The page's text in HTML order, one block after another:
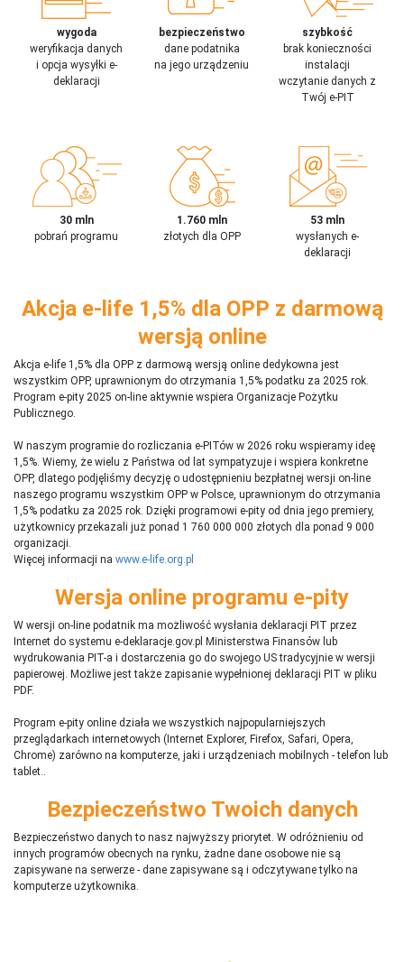
wygoda
weryfikacja danych
i opcja wysyłki e-
deklaracji
bezpieczeństwo
dane podatnika
na jego urządzeniu
szybkość
brak konieczności
instalacji
wczytanie danych z
Twój e-PIT
30 mln
pobrań programu
1.760 mln
złotych dla OPP
53 mln
wysłanych e-
deklaracji
Akcja e-life 1,5% dla OPP z darmową
wersją online
Akcja e-life 1,5% dla OPP z darmową wersją online dedykowna jest
wszystkim OPP, uprawnionym do otrzymania 1,5% podatku za 2025 rok.
Program e-pity 2025 on-line aktywnie wspiera Organizacje Pożytku
Publicznego.
W naszym programie do rozliczania e-PITów w 2026 roku wspieramy ideę
1,5%. Wiemy, że wielu z Państwa od lat sympatyzuje i wspiera konkretne
OPP, dlatego podjęliśmy decyzję o udostępnieniu bezpłatnej wersji on-line
naszego programu wszystkim OPP w Polsce, uprawnionym do otrzymania
1,5% podatku za 2025 rok. Dzięki programowi e-pity od dnia jego premiery,
użytkownicy przekazali już ponad 1 760 000 000 złotych dla ponad 9 000
organizacji.
Więcej informacji na www.e-life.org.pl
Wersja online programu e-pity
W wersji on-line podatnik ma możliwość wysłania deklaracji PIT przez
Internet do systemu e-deklaracje.gov.pl Ministerstwa Finansów lub
wydrukowania PIT-a i dostarczenia go do swojego US tradycyjnie w wersji
papierowej. Możliwe jest także zapisanie wypełnionej deklaracji PIT w pliku
PDF.
Program e-pity online działa we wszystkich najpopularniejszych
przeglądarkach internetowych (Internet Explorer, Firefox, Safari, Opera,
Chrome) zarówno na komputerze, jaki i urządzeniach mobilnych - telefon lub
tablet..
Bezpieczeństwo Twoich danych
Bezpieczeństwo danych to nasz najwyższy priorytet. W odróżnieniu od
innych programów obecnych na rynku, żadne dane osobowe nie są
zapisywane na serwerze - dane zapisywane są i odczytywane tylko na
komputerze użytkownika.